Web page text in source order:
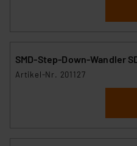
SMD-Step-Down-Wandler
Artikel-Nr. 201127